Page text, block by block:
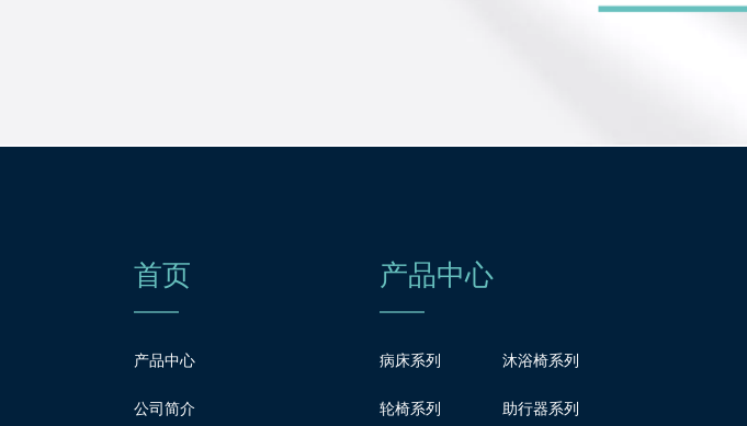
首页
产品中心
公司简介
产品中心
病床系列
轮椅系列
沐浴椅系列
助行器系列